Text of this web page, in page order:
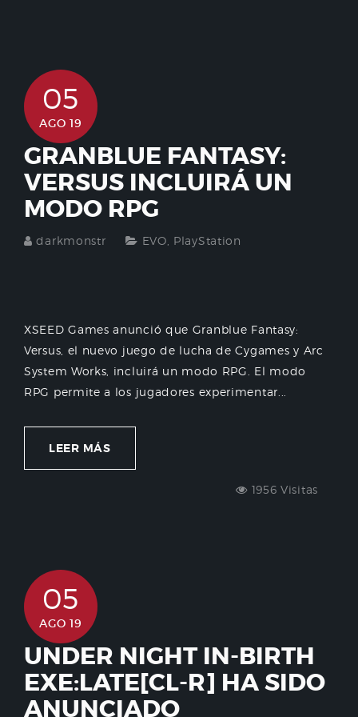
05
AGO 19
GRANBLUE FANTASY:
VERSUS INCLUIRÁ UN
MODO RPG
darkmonstr EVO PlayStation
XSEED Games anunció que Granblue Fantasy:
Versus, el nuevo juego de lucha de Cygames y Arc
System Works, incluirá un modo RPG. El modo
RPG permite a los jugadores experimentar...
LEER MÁS
1956 Visitas
05
AGO 19
UNDER NIGHT IN-BIRTH
EXE:LATE[CL-R] HA SIDO
ANUNCIADO